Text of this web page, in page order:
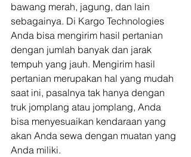
bawang merah, jagung, dan lain
sebagainya. Di Kargo Technologies
Anda bisa mengirim hasil pertanian
dengan jumlah banyak dan jarak
tempuh yang jauh. Mengirim hasil
pertanian merupakan hal yang mudah
saat ini, pasalnya tak hanya dengan
truk jomplang atau jomplang, Anda
bisa menyesuaikan kendaraan yang
akan Anda sewa dengan muatan yang
Anda miliki.